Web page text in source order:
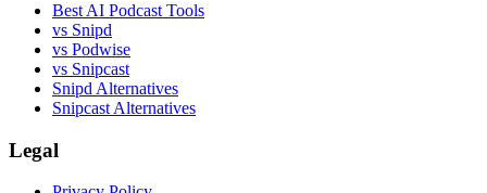
Best AI Podcast Tools
vs Snipd
vs Podwise
vs Snipcast
Snipd Alternatives
Snipcast Alternatives
Legal